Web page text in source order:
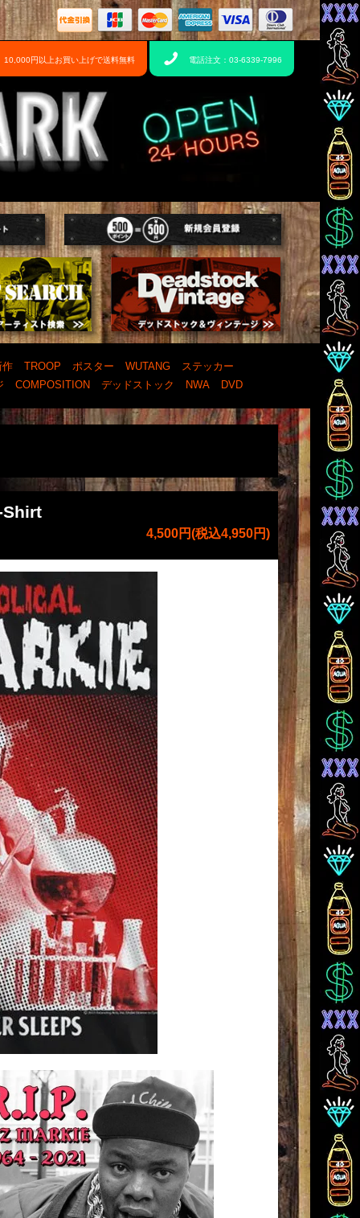
10,000円以上お買い上げで送料無料 電話注文：03-6339-7996
作 TROOP ポスター WUTANG
ステッカー
COMPOSITION デッドストック NWA DVD
Shirt
4,500円(税込4,950円)